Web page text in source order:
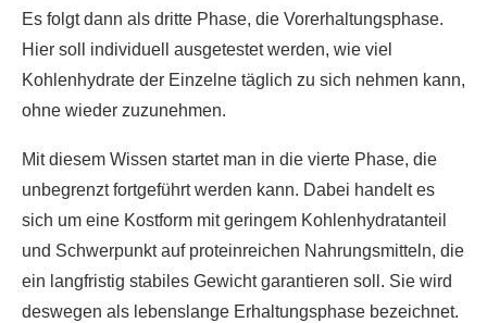
Es folgt dann als dritte Phase, die Vorerhaltungsphase.
Hier soll individuell ausgetestet werden, wie viel
Kohlenhydrate der Einzelne täglich zu sich nehmen kann,
ohne wieder zuzunehmen.
Mit diesem Wissen startet man in die vierte Phase, die
unbegrenzt fortgeführt werden kann. Dabei handelt es
sich um eine Kostform mit geringem Kohlenhydratanteil
und Schwerpunkt auf proteinreichen Nahrungsmitteln, die
ein langfristig stabiles Gewicht garantieren soll. Sie wird
deswegen als lebenslange Erhaltungsphase bezeichnet.